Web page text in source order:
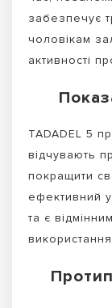
забезпечує
чоловікам
активності
TADADEL 5
відчувають
покращити
ефективний у
та є